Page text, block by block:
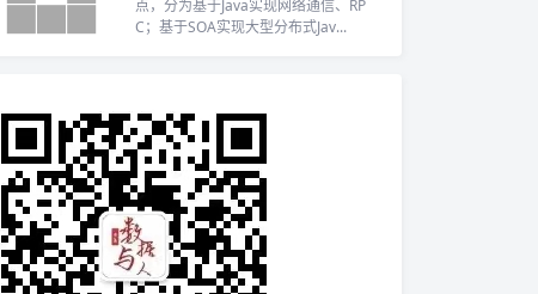
点，分为基于Java实现网络通信、RP
C；基于SOA实现大型分布式Jav...